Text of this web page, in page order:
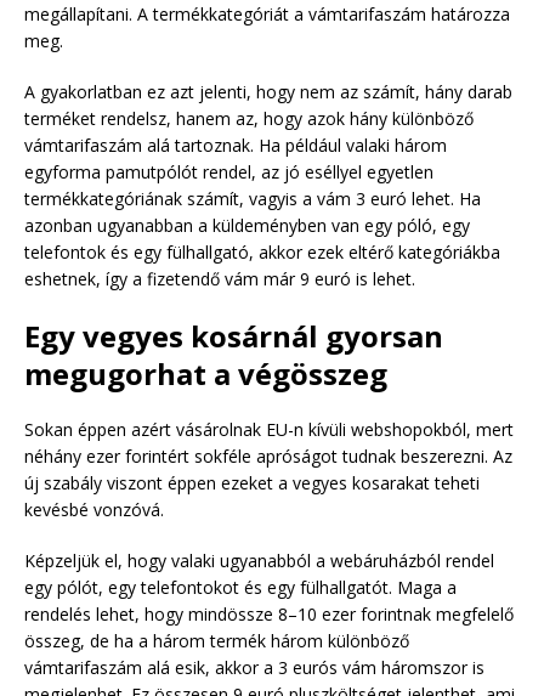
megállapítani. A termékkategóriát a vámtarifaszám határozza
meg.
A gyakorlatban ez azt jelenti, hogy nem az számít, hány darab
terméket rendelsz, hanem az, hogy azok hány különböző
vámtarifaszám alá tartoznak. Ha például valaki három
egyforma pamutpólót rendel, az jó eséllyel egyetlen
termékkategóriának számít, vagyis a vám 3 euró lehet. Ha
azonban ugyanabban a küldeményben van egy póló, egy
telefontok és egy fülhallgató, akkor ezek eltérő kategóriákba
eshetnek, így a fizetendő vám már 9 euró is lehet.
Egy vegyes kosárnál gyorsan
megugorhat a végösszeg
Sokan éppen azért vásárolnak EU-n kívüli webshopokból, mert
néhány ezer forintért sokféle apróságot tudnak beszerezni. Az
új szabály viszont éppen ezeket a vegyes kosarakat teheti
kevésbé vonzóvá.
Képzeljük el, hogy valaki ugyanabból a webáruházból rendel
egy pólót, egy telefontokot és egy fülhallgatót. Maga a
rendelés lehet, hogy mindössze 8–10 ezer forintnak megfelelő
összeg, de ha a három termék három különböző
vámtarifaszám alá esik, akkor a 3 eurós vám háromszor is